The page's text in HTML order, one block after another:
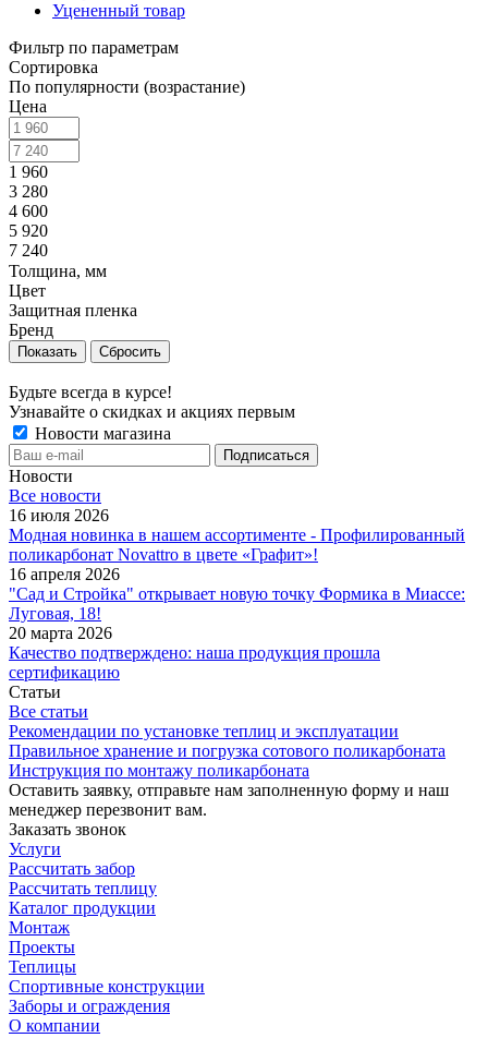
Уцененный товар
Фильтр по параметрам
Сортировка
По популярности (возрастание)
Цена
1 960
3 280
4 600
5 920
7 240
Толщина, мм
Цвет
Защитная пленка
Бренд
Сбросить
Будьте всегда в курсе!
Узнавайте о скидках и акциях первым
Новости магазина
Новости
Все новости
16 июля 2026
Модная новинка в нашем ассортименте - Профилированный
поликарбонат Novattro в цвете «Графит»!
16 апреля 2026
"Сад и Стройка" открывает новую точку Формика в Миассе:
Луговая, 18!
20 марта 2026
Качество подтверждено: наша продукция прошла
сертификацию
Статьи
Все статьи
Рекомендации по установке теплиц и эксплуатации
Правильное хранение и погрузка сотового поликарбоната
Инструкция по монтажу поликарбоната
Оставить заявку, отправьте нам заполненную форму и наш
менеджер перезвонит вам.
Заказать звонок
Услуги
Рассчитать забор
Рассчитать теплицу
Каталог продукции
Монтаж
Проекты
Теплицы
Спортивные конструкции
Заборы и ограждения
О компании